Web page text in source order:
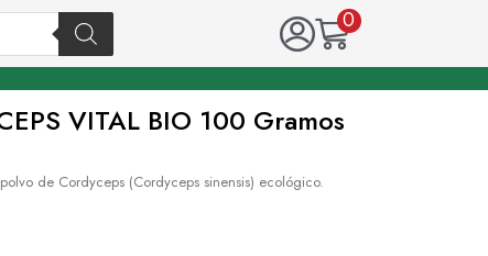
0
VITAL BIO 100 Gramos
de Cordyceps (Cordyceps sinensis) ecológico.